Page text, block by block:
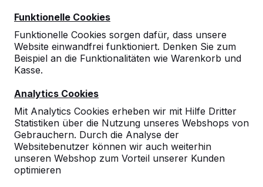
Funktionelle Cookies
Funktionelle Cookies sorgen dafür, dass unsere
Website einwandfrei funktioniert. Denken Sie zum
Beispiel an die Funktionalitäten wie Warenkorb und
Kasse.
Analytics Cookies
Mit Analytics Cookies erheben wir mit Hilfe Dritter
Statistiken über die Nutzung unseres Webshops von
Gebrauchern. Durch die Analyse der
Websitebenutzer können wir auch weiterhin
unseren Webshop zum Vorteil unserer Kunden
optimieren
10
reinigen und einfache Graffitientfernung
möglich, Nutzerfeedback: spielt sich vom
Ballsprungverhalten ähnlich wie eine
Turnierplatte,
easy Lieferung
14-11-2025